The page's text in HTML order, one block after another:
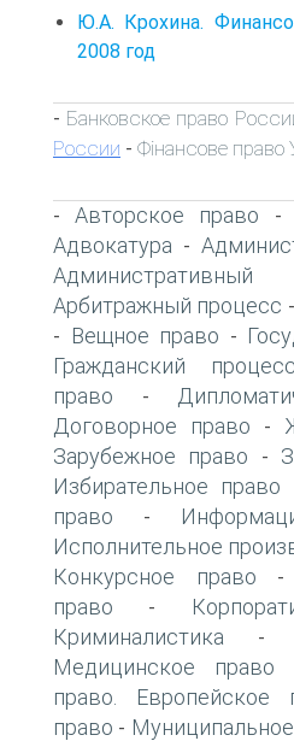
Ю.А. Крохина.
2008 год
- Банковское право
России - Фінансове право
-Авторское право -
Адвокатура -
Арбитражный процесс -
- Вещное право -
Гражданский процесс
право -
Договорное право -
Зарубежное право -
Избирательное право
право -
Исполнительное
Конкурсное право -
право -
Криминалистика -
Медицинское право
право. Европейское
право -